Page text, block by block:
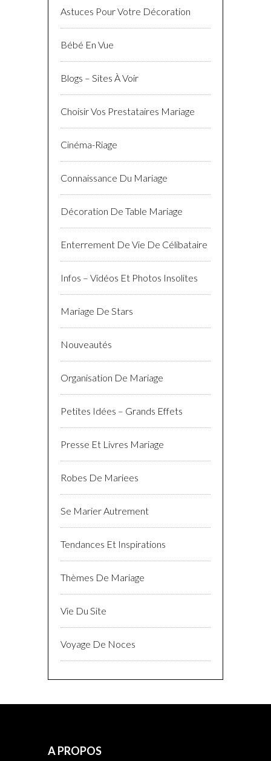
Astuces Pour Votre Décoration
Bébé En Vue
Blogs – Sites À Voir
Choisir Vos Prestataires Mariage
Cinéma-Riage
Connaissance Du Mariage
Décoration De Table Mariage
Enterrement De Vie De Célibataire
Infos – Vidéos Et Photos Insolites
Mariage De Stars
Nouveautés
Organisation De Mariage
Petites Idées – Grands Effets
Presse Et Livres Mariage
Robes De Mariees
Se Marier Autrement
Tendances Et Inspirations
Thèmes De Mariage
Vie Du Site
Voyage De Noces
A PROPOS